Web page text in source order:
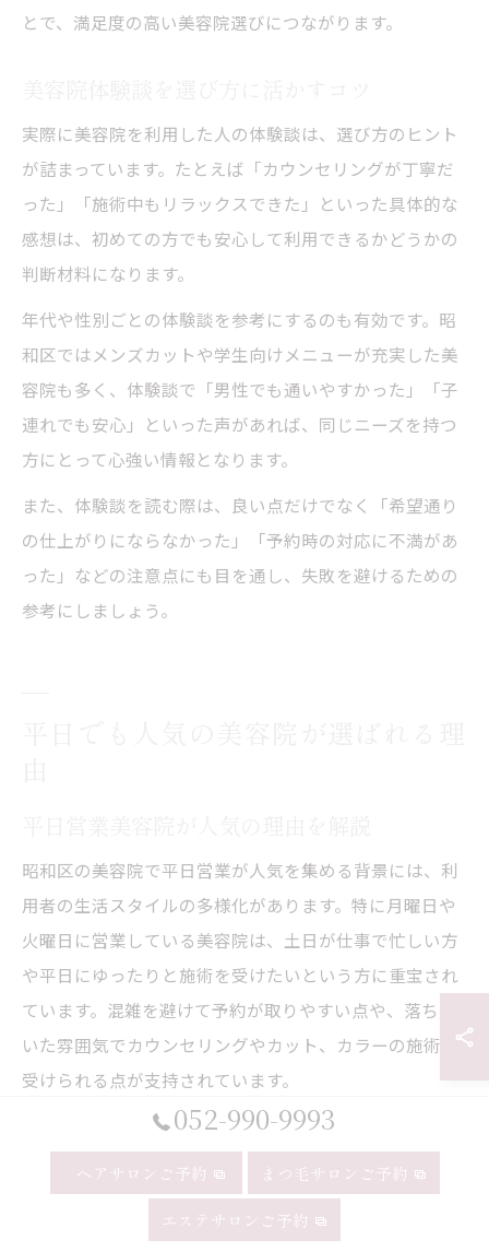
とで、満足度の高い美容院選びにつながります。
実際に美容院を利用した人の体験談は、選び方のヒント
が詰まっています。たとえば「カウンセリングが丁寧だ
った」「施術中もリラックスできた」といった具体的な
感想は、初めての方でも安心して利用できるかどうかの
判断材料になります。
年代や性別ごとの体験談を参考にするのも有効です。昭
和区ではメンズカットや学生向けメニューが充実した美
容院も多く、体験談で「男性でも通いやすかった」「子
連れでも安心」といった声があれば、同じニーズを持つ
方にとって心強い情報となります。
また、体験談を読む際は、良い点だけでなく「希望通り
の仕上がりにならなかった」「予約時の対応に不満があ
った」などの注意点にも目を通し、失敗を避けるための
参考にしましょう。
昭和区の美容院で平日営業が人気を集める背景には、利
用者の生活スタイルの多様化があります。特に月曜日や
火曜日に営業している美容院は、土日が仕事で忙しい方
や平日にゆったりと施術を受けたいという方に重宝され
ています。混雑を避けて予約が取りやすい点や、落ち着
いた雰囲気でカウンセリングやカット、カラーの施術を
受けられる点が支持されています。
また、昭和区の美容院は、口コミやネット予約の利便性
す。例えば、御器所エリアや八事エリアでは、徒歩や公
共交通機関でアクセスしやすい店舗が多く、通勤・通学
052-990-9993
ヘアサロンご予約 まつ毛サロンご予約
エステサロンご予約